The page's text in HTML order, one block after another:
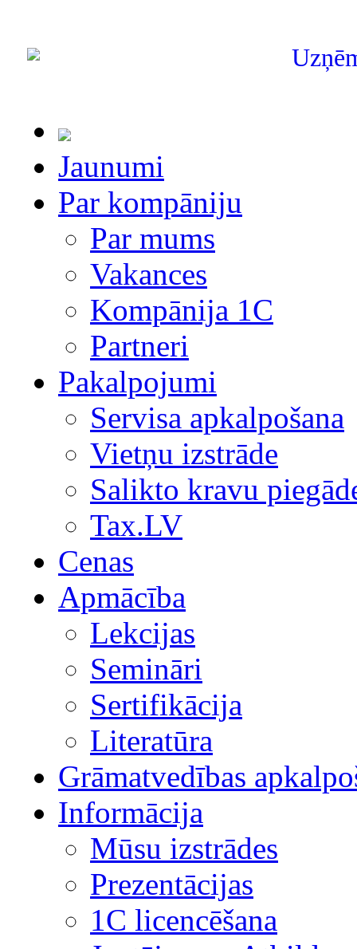
Jaunumi
Par kompāniju
Par mums
Vakances
Kompānija 1С
Partneri
Pakalpojumi
Servisa apkalpošana
Vietņu izstrāde
Salikto kravu
Tax.LV
Cenas
Apmācība
Lekcijas
Semināri
Sertifikācija
Literatūra
Grāmatvedības
Informācija
Mūsu izstrādes
Prezentācijas
1С licencēšana